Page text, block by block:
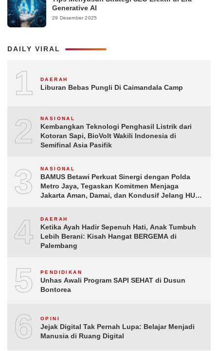
Generative AI
29 Desember 2025
DAILY VIRAL
1 DAERAH
Liburan Bebas Pungli Di Caimandala Camp
2 NASIONAL
Kembangkan Teknologi Penghasil Listrik dari
Kotoran Sapi, BioVolt Wakili Indonesia di
Semifinal Asia Pasifik
3 NASIONAL
BAMUS Betawi Perkuat Sinergi dengan Polda
Metro Jaya, Tegaskan Komitmen Menjaga
Jakarta Aman, Damai, dan Kondusif Jelang HUT
4 DAERAH
Ketika Ayah Hadir Sepenuh Hati, Anak Tumbuh
Lebih Berani: Kisah Hangat BERGEMA di
Palembang
5 PENDIDIKAN
Unhas Awali Program SAPI SEHAT di Dusun
Bontorea
6 OPINI
Jejak Digital Tak Pernah Lupa: Belajar Menjadi
Manusia di Ruang Digital